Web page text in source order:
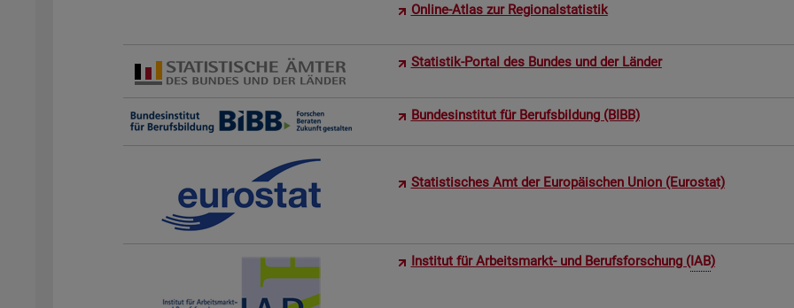
On­line-Atlas zur Re­gio­nal­sta­tis­tik
Sta­tis­tik-Por­tal des Bun­des und der Län­der
Bun­des­in­sti­tut für Be­rufs­bil­dung (BIBB)
Sta­tis­ti­sches Amt der Eu­ro­päi­schen Union (Eu­ro­stat)
In­sti­tut für Ar­beits­markt- und Be­rufs­for­schung (IAB)